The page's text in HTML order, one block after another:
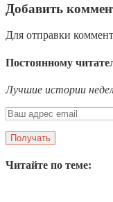
Добавить
Для отправки
Постоянному
Лучшие истории
Читайте по теме: